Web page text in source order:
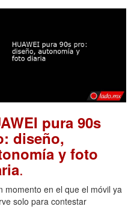
pura 90s
diseño,
y foto
.
momento en el que el móvil ya
solo para contestar